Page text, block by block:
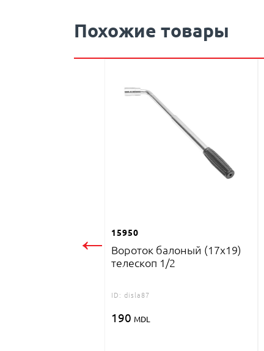
Похожие товары
← 15950
Вороток балоный (17x19)
телескоп 1/2
ID: disla87
190 MDL